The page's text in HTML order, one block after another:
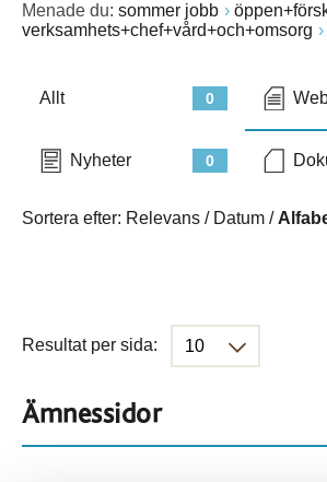
Menade du: sommer jobb
verksamhets+chef+vård+och+omsorg
0
Allt
0
Nyheter
Sortera efter: Relevans / Datum /
Resultat per sida:
Ämnessidor